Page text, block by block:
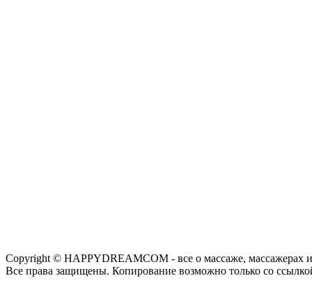
Copyright © HAPPYDREAMCOM - все о массаже, массажерах и
Все права защищены. Копирование возможно только со